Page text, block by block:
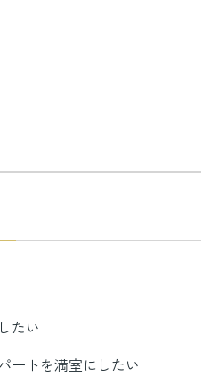
たい
ートを満室にしたい